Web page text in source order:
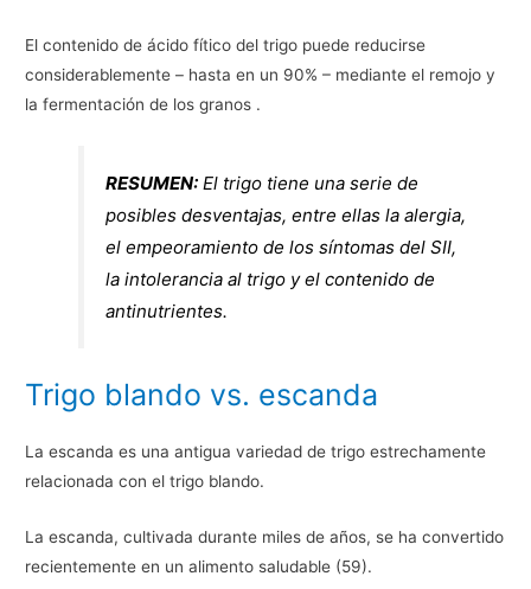
El contenido de ácido fítico del trigo puede reducirse
considerablemente – hasta en un 90% – mediante el remojo y
la fermentación de los granos .
RESUMEN: El trigo tiene una serie de
posibles desventajas, entre ellas la alergia,
el empeoramiento de los síntomas del SII,
la intolerancia al trigo y el contenido de
antinutrientes.
Trigo blando vs. escanda
La escanda es una antigua variedad de trigo estrechamente
relacionada con el trigo blando.
La escanda, cultivada durante miles de años, se ha convertido
recientemente en un alimento saludable (59).